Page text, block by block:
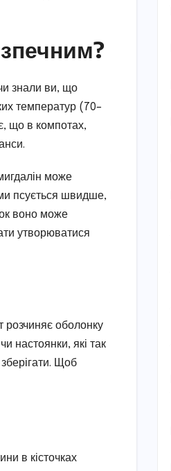
знали ви, що
температур (70–
що в компотах,
може
псується швидше,
воно може
утворюватися
розчиняє оболонку
настоянки, які так
Щоб
в кісточках